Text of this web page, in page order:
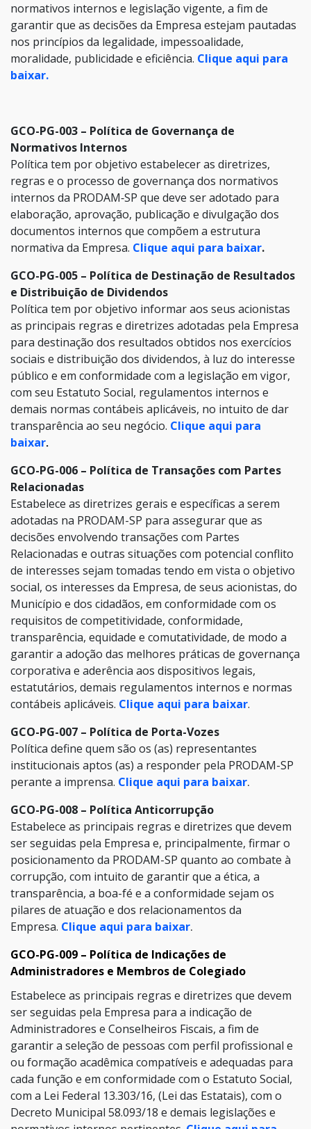
normativos internos e legislação vigente, a fim de
garantir que as decisões da Empresa estejam pautadas
nos princípios da legalidade, impessoalidade,
moralidade, publicidade e eficiência. Clique aqui para
baixar.
GCO-PG-003 – Política de Governança de
Normativos Internos
Política tem por objetivo estabelecer as diretrizes,
regras e o processo de governança dos normativos
internos da PRODAM‐SP que deve ser adotado para
elaboração, aprovação, publicação e divulgação dos
documentos internos que compõem a estrutura
normativa da Empresa. Clique aqui para baixar.
GCO-PG-005 – Política de Destinação de Resultados
e Distribuição de Dividendos
Política tem por objetivo informar aos seus acionistas
as principais regras e diretrizes adotadas pela Empresa
para destinação dos resultados obtidos nos exercícios
sociais e distribuição dos dividendos, à luz do interesse
público e em conformidade com a legislação em vigor,
com seu Estatuto Social, regulamentos internos e
demais normas contábeis aplicáveis, no intuito de dar
transparência ao seu negócio. Clique aqui para
baixar.
GCO-PG-006 – Política de Transações com Partes
Relacionadas
Estabelece as diretrizes gerais e específicas a serem
adotadas na PRODAM-SP para assegurar que as
decisões envolvendo transações com Partes
Relacionadas e outras situações com potencial conflito
de interesses sejam tomadas tendo em vista o objetivo
social, os interesses da Empresa, de seus acionistas, do
Município e dos cidadãos, em conformidade com os
requisitos de competitividade, conformidade,
transparência, equidade e comutatividade, de modo a
garantir a adoção das melhores práticas de governança
corporativa e aderência aos dispositivos legais,
estatutários, demais regulamentos internos e normas
contábeis aplicáveis. Clique aqui para baixar.
GCO-PG-007 – Política de Porta-Vozes
Política define quem são os (as) representantes
institucionais aptos (as) a responder pela PRODAM-SP
perante a imprensa. Clique aqui para baixar.
GCO-PG-008 – Política Anticorrupção
Estabelece as principais regras e diretrizes que devem
ser seguidas pela Empresa e, principalmente, firmar o
posicionamento da PRODAM-SP quanto ao combate à
corrupção, com intuito de garantir que a ética, a
transparência, a boa-fé e a conformidade sejam os
pilares de atuação e dos relacionamentos da
Empresa. Clique aqui para baixar.
GCO-PG-009 – Política de Indicações de
Administradores e Membros de Colegiado
Estabelece as principais regras e diretrizes que devem
ser seguidas pela Empresa para a indicação de
Administradores e Conselheiros Fiscais, a fim de
garantir a seleção de pessoas com perfil profissional e
ou formação acadêmica compatíveis e adequadas para
cada função e em conformidade com o Estatuto Social,
com a Lei Federal 13.303/16, (Lei das Estatais), com o
Decreto Municipal 58.093/18 e demais legislações e